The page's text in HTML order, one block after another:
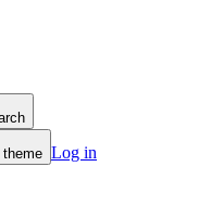
theme Log in